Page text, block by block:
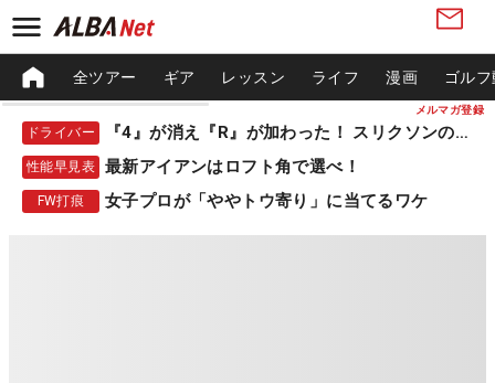
メルマガ登録
全ツアー ギア レッスン ライフ 漫画 ゴル
ドライバー 『4』が消え『R』が加わった！ スリクソンの新作
性能早見表 最新アイアンはロフト角で選べ！
FW打痕 女子プロが「ややトウ寄り」に当てるワケ